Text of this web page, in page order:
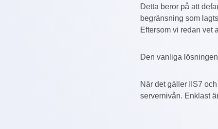
Detta beror på att
begränsning som
Eftersom vi redan vet
Den vanliga
När det gäller IIS7
servernivån. Enklast